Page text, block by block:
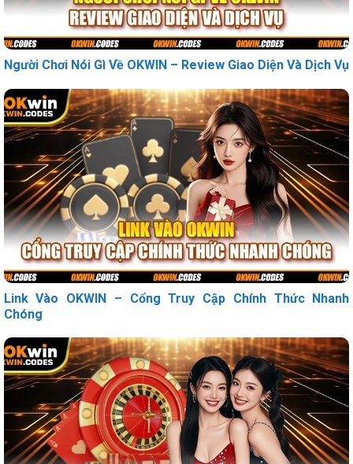
Người Chơi Nói Gì Về OKWIN – Review Giao Diện Và Dịch Vụ
Link Vào OKWIN – Cổng Truy Cập Chính Thức Nhanh
Chóng